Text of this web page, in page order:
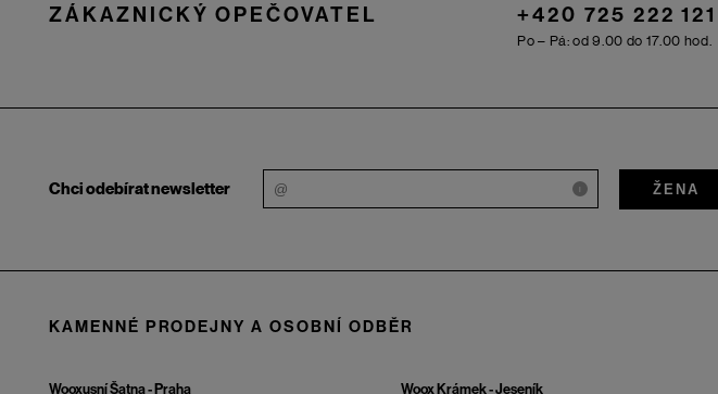
ZÁKAZNICKÝ OPEČOVATEL +420 725 222 121
Po – Pá: od 9.00 do 17.00 hod.
Chci odebírat newsletter i ŽENA
KAMENNÉ PRODEJNY A OSOBNÍ ODBĚR
Wooxusní Šatna - Praha Woox Krámek - Jeseník